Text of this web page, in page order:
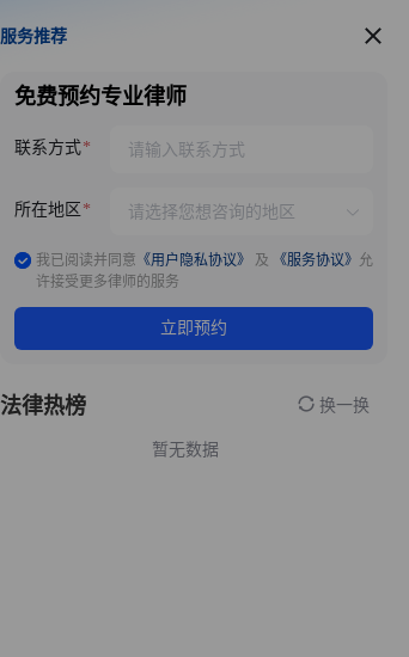
服务推荐
服务推荐
免费预约专业律师
联系方式
所在地区
我已阅读并同意 《用户隐私协议》 及 《服务协议》 允
许接受更多律师的服务
立即预约
法律热榜 换一换
暂无数据